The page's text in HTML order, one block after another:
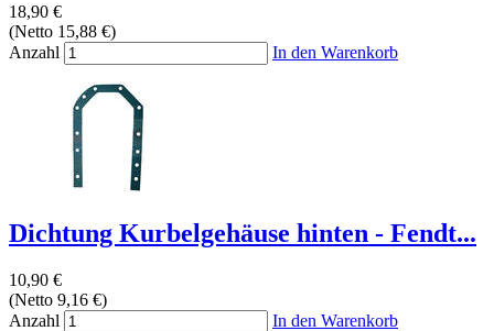
18,90 €
(Netto 15,88 €)
Anzahl
In den Warenkorb
Dichtung Kurbelgehäuse hinten - Fendt...
10,90 €
(Netto 9,16 €)
Anzahl
In den Warenkorb